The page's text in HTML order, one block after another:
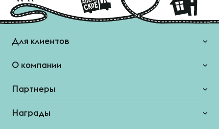
Для клиентов
О компании
Партнеры
Награды